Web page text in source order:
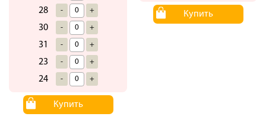
28 - +
30 - +
31 - +
23 - +
24 - +
Купить
Купить